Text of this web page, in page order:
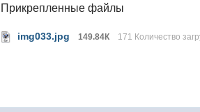
Прикрепленные файлы
img033.jpg 149.84К 171 Количество